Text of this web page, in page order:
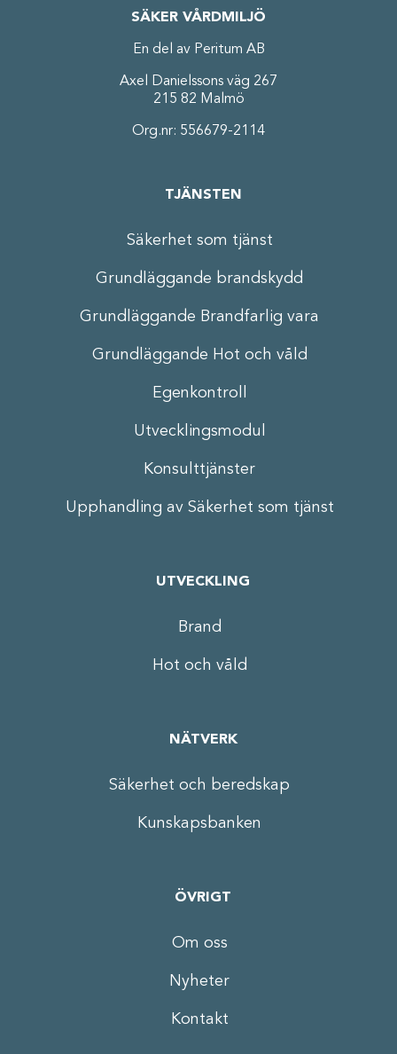
SÄKER VÅRDMILJÖ
En del av Peritum AB
Axel Danielssons väg 267
215 82 Malmö
Org.nr: 556679-2114
TJÄNSTEN
Säkerhet som tjänst
Grundläggande brandskydd
Grundläggande Brandfarlig vara
Grundläggande Hot och våld
Egenkontroll
Utvecklingsmodul
Konsulttjänster
Upphandling av Säkerhet som tjänst
UTVECKLING
Brand
Hot och våld
NÄTVERK
Säkerhet och beredskap
Kunskapsbanken
ÖVRIGT
Om oss
Nyheter
Kontakt